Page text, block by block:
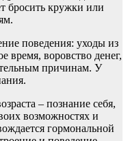
бросить кружки или
поведения: уходы из
время, воровство денег,
причинам. У
– познание себя,
возможностях и
гормональной